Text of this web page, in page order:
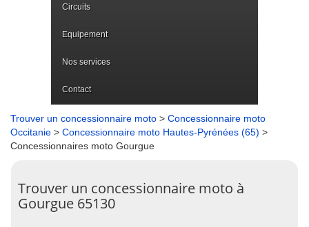
Circuits
Equipement
Nos services
Contact
Trouver un concessionnaire moto > Concessionnaire moto
Occitanie > Concessionnaire moto Hautes-Pyrénées (65) >
Concessionnaires moto Gourgue
Trouver un concessionnaire moto à
Gourgue 65130